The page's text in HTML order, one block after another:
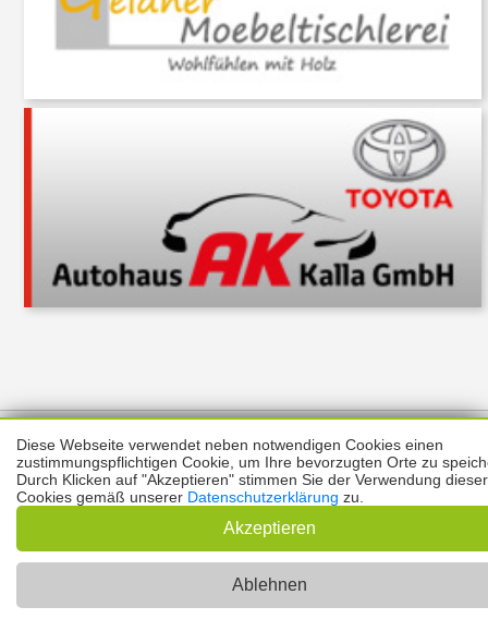
Kontakt
Impressum
🌙 Dark Mode
Copyright © 2026 |Prinzmediaconcept.de
Diese Webseite verwendet neben notwendigen Cookies einen
zustimmungspflichtigen Cookie, um Ihre bevorzugten Orte zu
Durch Klicken auf "Akzeptieren" stimmen Sie der Verwendung dieser
Cookies gemäß unserer Datenschutzerklärung zu.
Akzeptieren
Ablehnen